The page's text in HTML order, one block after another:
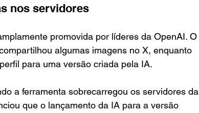
nos servidores
promovida por líderes da OpenAI. O
algumas imagens no X, enquanto
para uma versão criada pela IA.
a ferramenta sobrecarregou os servidores da
que o lançamento da IA para a versão